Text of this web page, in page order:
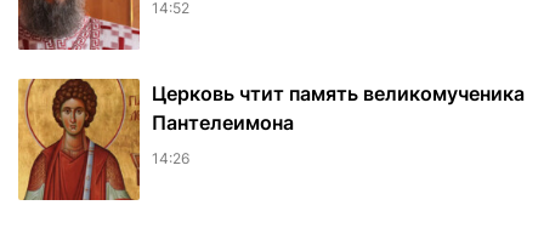
14:52
Церковь чтит память великомученика
Пантелеимона
14:26